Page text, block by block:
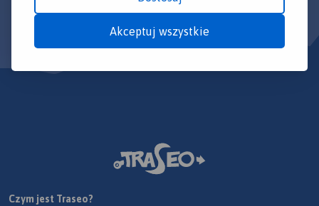
Akceptuj wszystkie
Czym jest Traseo?